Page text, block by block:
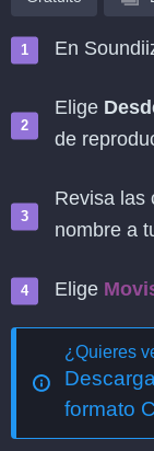
En
Elige
de
Revisa las
nombre a
Elige
¿Quieres
formato